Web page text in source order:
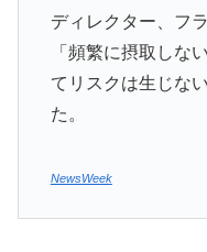
ディレクター、フ
「頻繁に摂取しな
てリスクは生じな
た。
NewsWeek